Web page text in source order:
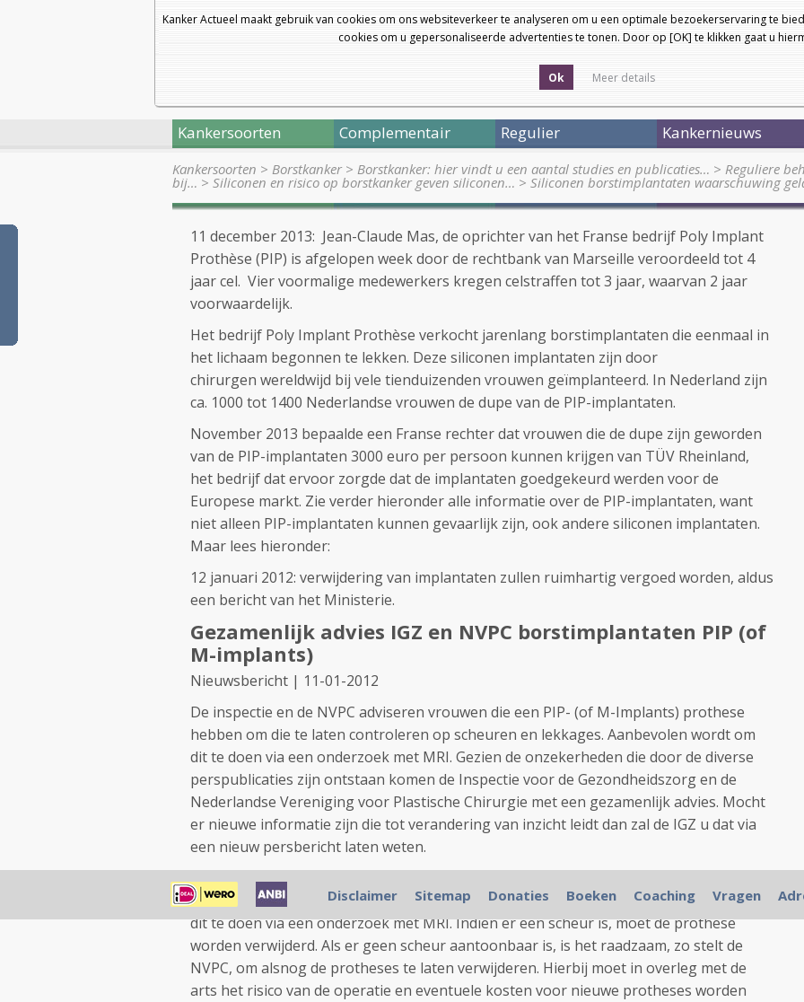
Kanker Actueel maakt gebruik van cookies om ons websiteverkeer te analyseren om u een optimale bezoekerservaring te
cookies om u gepersonaliseerde advertenties te tonen. Door op [OK] te klikken gaat u
Ok Meer details
Kankersoorten Complementair Regulier Kankernieuws
Kankersoorten > Borstkanker> Borstkanker: hier vindt u een aantal studies en publicaties… > Reguliere
bij… > Siliconen en risico op borstkanker geven siliconen… > Siliconen borstimplantaten waarschuwing
11 december 2013: Jean-Claude Mas, de oprichter van het Franse bedrijf Poly Implant
Prothèse (PIP) is afgelopen week door de rechtbank van Marseille veroordeeld tot 4
jaar cel. Vier voormalige medewerkers kregen celstraffen tot 3 jaar, waarvan 2 jaar
voorwaardelijk.
Het bedrijf Poly Implant Prothèse verkocht jarenlang borstimplantaten die eenmaal in
het lichaam begonnen te lekken. Deze siliconen implantaten zijn door
chirurgen wereldwijd bij vele tienduizenden vrouwen geïmplanteerd. In Nederland zijn
ca. 1000 tot 1400 Nederlandse vrouwen de dupe van de PIP-implantaten.
November 2013 bepaalde een Franse rechter dat vrouwen die de dupe zijn geworden
van de PIP-implantaten 3000 euro per persoon kunnen krijgen van TÜV Rheinland,
het bedrijf dat ervoor zorgde dat de implantaten goedgekeurd werden voor de
Europese markt. Zie verder hieronder alle informatie over de PIP-implantaten, want
niet alleen PIP-implantaten kunnen gevaarlijk zijn, ook andere siliconen implantaten.
Maar lees hieronder:
12 januari 2012: verwijdering van implantaten zullen ruimhartig vergoed worden, aldus
een bericht van het Ministerie.
Gezamenlijk advies IGZ en NVPC borstimplantaten PIP (of
M-implants)
Nieuwsbericht | 11-01-2012
De inspectie en de NVPC adviseren vrouwen die een PIP- (of M-Implants) prothese
hebben om die te laten controleren op scheuren en lekkages. Aanbevolen wordt om
dit te doen via een onderzoek met MRI. Gezien de onzekerheden die door de diverse
perspublicaties zijn ontstaan komen de Inspectie voor de Gezondheidszorg en de
Nederlandse Vereniging voor Plastische Chirurgie met een gezamenlijk advies. Mocht
er nieuwe informatie zijn die tot verandering van inzicht leidt dan zal de IGZ u dat via
een nieuw persbericht laten weten.
De inspectie en de NVPC adviseren vrouwen die een PIP- (of M-Implants) prothese
hebben om die te laten controleren op scheuren en lekkages. Aanbevolen wordt om
dit te doen via een onderzoek met MRI. Indien er een scheur is, moet de prothese
worden verwijderd. Als er geen scheur aantoonbaar is, is het raadzaam, zo stelt de
NVPC, om alsnog de protheses te laten verwijderen. Hierbij moet in overleg met de
arts het risico van de operatie en eventuele kosten voor nieuwe protheses worden
Disclaimer Sitemap Donaties Boeken Coaching Vragen